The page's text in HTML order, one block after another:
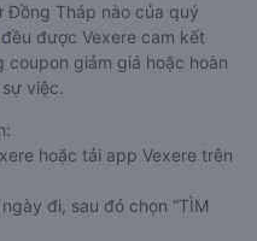
Đồng Tháp nào của quý
đều được Vexere cam kết
coupon giảm giá hoặc hoàn
việc.
hoặc tải app Vexere trên
đi, sau đó chọn “TÌM